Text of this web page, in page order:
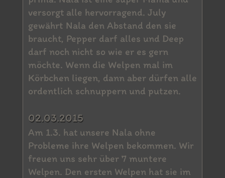
versorgt alle hervorragend. July
gewährt Nala den Abstand den sie
braucht, Pepper darf alles und Deep
darf noch nicht so wie er es gern
möchte. Wenn die Welpen mal im
Körbchen liegen, dann aber dürfen alle
ordentlich schnuppern und putzen.
02.03.2015
Am 1.3. hat unsere Nala ohne
Probleme ihre Welpen bekommen. Wir
freuen uns sehr über 7 muntere
Welpen. Den ersten Welpen hat sie im